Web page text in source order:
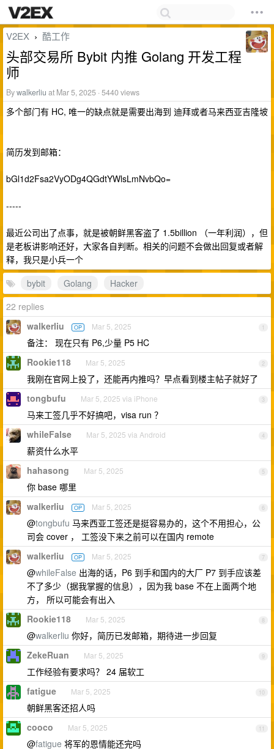
V2EX › 酷工作
头部交易所 Bybit 内推 Golang 开发工程
师
Bywalkerliu at Mar 5, 2025 · 5440 views
多个部门有 HC, 唯一的缺点就是需要出海到 迪拜或者马来西亚吉隆坡
简历发到邮箱：
bGl1d2Fsa2VyODg4QGdtYWlsLmNvbQo=
-----
最近公司出了点事，就是被朝鲜黑客盗了 1.5billion （一年利润），但
是老板讲影响还好，大家各自判断。相关的问题不会做出回复或者解
释，我只是小兵一个
bybit
Golang
Hacker
22 replies
1
walkerliu OP Mar 5, 2025
备注： 现在只有 P6,少量 P5 HC
2
Rookie118 Mar 5, 2025
我刚在官网上投了，还能再内推吗？早点看到楼主帖子就好了
3
tongbufu Mar 5, 2025 via iPhone
马来工签几乎不好搞吧，visa run ？
4
whileFalse Mar 5, 2025 via Android
薪资什么水平
5
hahasong Mar 5, 2025
你 base 哪里
6
walkerliu OP Mar 5, 2025
@tongbufu 马来西亚工签还是挺容易办的，这个不用担心，公
司会 cover ， 工签没下来之前可以在国内 remote
7
walkerliu OP Mar 5, 2025
@whileFalse 出海的话，P6 到手和国内的大厂 P7 到手应该差
不了多少（据我掌握的信息），因为我 base 不在上面两个地
方， 所以可能会有出入
8
Rookie118 Mar 5, 2025
@walkerliu 你好，简历已发邮箱，期待进一步回复
9
ZekeRuan Mar 5, 2025
工作经验有要求吗？ 24 届软工
10
fatigue Mar 5, 2025
朝鲜黑客还招人吗
11
cooco Mar 5, 2025
@fatigue 将军的恩情能还完吗